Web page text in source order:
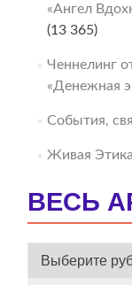
«Ангел
(13 365)
Ченнелинг
«Денежная
События,
Живая
ВЕСЬ
ВЕСЬ